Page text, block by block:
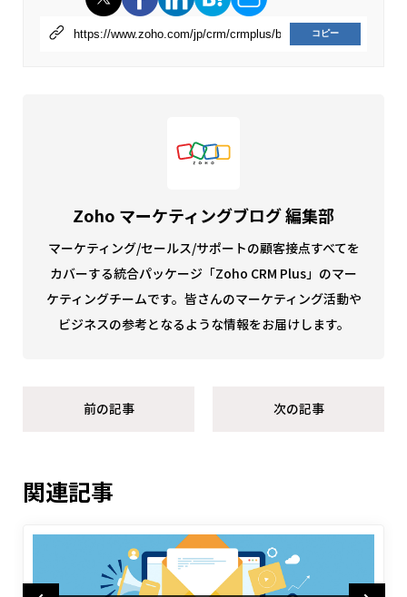
コピー
Zoho マーケティングブログ 編集部
マーケティング/セールス/サポートの顧客接点すべてを
カバーする統合パッケージ「Zoho CRM Plus」のマー
ケティングチームです。皆さんのマーケティング活動や
ビジネスの参考となるような情報をお届けします。
前の記事 次の記事
関連記事